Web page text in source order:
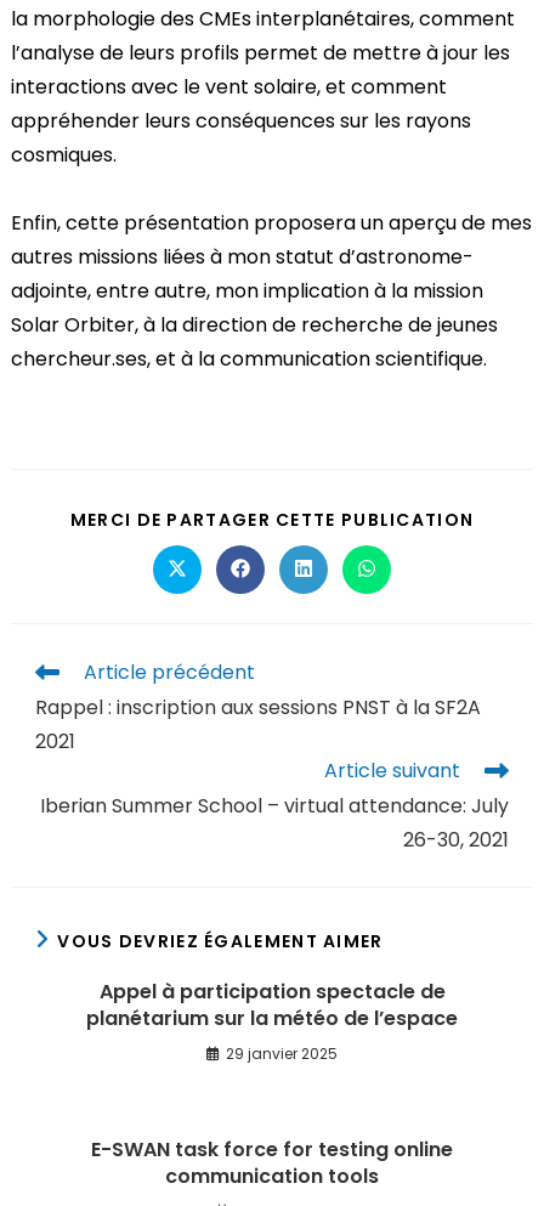
la morphologie des CMEs interplanétaires, comment
l’analyse de leurs profils permet de mettre à jour les
interactions avec le vent solaire, et comment
appréhender leurs conséquences sur les rayons
cosmiques.
Enfin, cette présentation proposera un aperçu de mes
autres missions liées à mon statut d’astronome-
adjointe, entre autre, mon implication à la mission
Solar Orbiter, à la direction de recherche de jeunes
chercheur.ses, et à la communication scientifique.
MERCI DE PARTAGER CETTE PUBLICATION
Article précédent
Rappel : inscription aux sessions PNST à la SF2A
2021
Article suivant
Iberian Summer School – virtual attendance: July
26-30, 2021
VOUS DEVRIEZ ÉGALEMENT AIMER
Appel à participation spectacle de
planétarium sur la météo de l’espace
29 janvier 2025
E-SWAN task force for testing online
communication tools